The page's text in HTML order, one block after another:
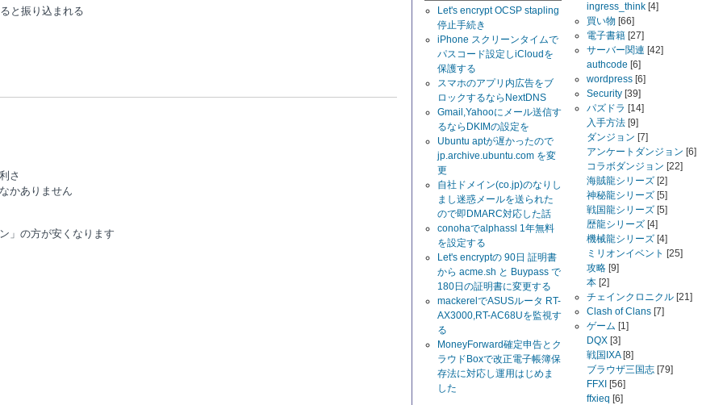
と振り込まれる
さ
かありません
」の方が安くなります
Let's encrypt OCSP stapling
停止手続き
iPhone スクリーンタイムで
パスコード設定しiCloudを
保護する
スマホのアプリ内広告をブ
ロックするならNextDNS
Gmail,Yahooにメール送信す
るならDKIMの設定を
Ubuntu aptが遅かったので
jp.archive.ubuntu.com を変
更
自社ドメイン(co.jp)のなりし
まし迷惑メールを送られた
ので即DMARC対応した話
conohaでalphassl 1年無料
を設定する
Let's encryptの 90日 証明書
から acme.sh と Buypass で
180日の証明書に変更する
mackerelでASUSルータ RT-
AX3000,RT-AC68Uを監視す
る
MoneyForward確定申告とク
ラウドBoxで改正電子帳簿保
存法に対応し運用はじめま
した
ingress_think [4]
買い物 [66]
電子書籍 [27]
サーバー関連 [42]
authcode [6]
wordpress [6]
Security [39]
パズドラ [14]
入手方法 [9]
ダンジョン [7]
アンケートダンジョン [6]
コラボダンジョン [22]
海賊龍シリーズ [2]
神秘龍シリーズ [5]
戦国龍シリーズ [5]
歴龍シリーズ [4]
機械龍シリーズ [4]
ミリオンイベント [25]
攻略 [9]
本 [2]
チェインクロニクル [21]
Clash of Clans [7]
ゲーム [1]
DQX [3]
戦国IXA[8]
ブラウザ三国志 [79]
FFXI [56]
ffxieq [6]